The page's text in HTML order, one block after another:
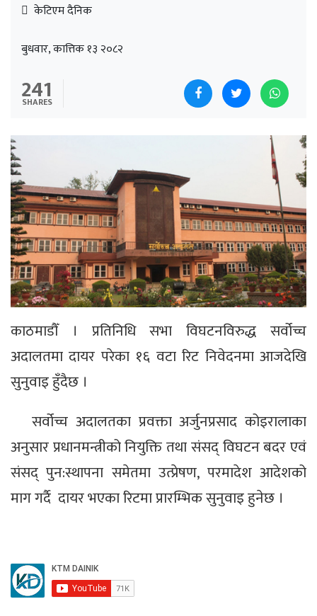
केटिएम दैनिक
बुधवार, कात्तिक १३ २०८२
241
SHARES
काठमाडौँ । प्रतिनिधि सभा विघटनविरुद्ध सर्वोच्च
अदालतमा दायर परेका १६ वटा रिट निवेदनमा आजदेखि
सुनुवाइ हुँदैछ ।
सर्वोच्च अदालतका प्रवक्ता अर्जुनप्रसाद कोइरालाका
अनुसार प्रधानमन्त्रीको नियुक्ति तथा संसद् विघटन बदर एवं
संसद् पुन:स्थापना समेतमा उत्प्रेषण, परमादेश आदेशको
माग गर्दै दायर भएका रिटमा प्रारम्भिक सुनुवाइ हुनेछ ।